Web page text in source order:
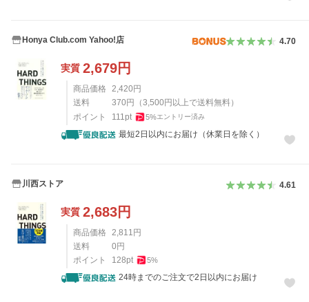
Honya Club.com Yahoo!店 4.70
実質 2,679円
商品価格 2,420 円
送料
370 円 （3,500 円以上で送料無料）
ポイント
111pt 5%エントリー済み
最短2日以内にお届け（休業日を除く）
川西ストア 4.61
実質 2,683円
商品価格 2,811 円
送料
0 円
ポイント
128pt 5%
24時までのご注文で2日以内にお届け